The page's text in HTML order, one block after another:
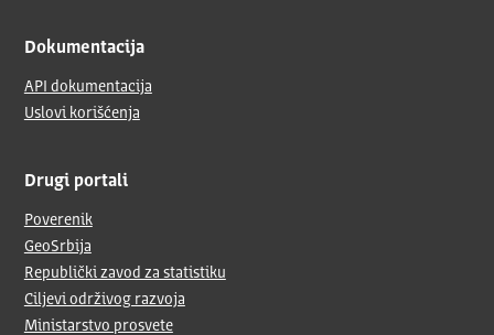
Dokumentacija
API dokumentacija
Uslovi korišćenja
Drugi portali
Poverenik
GeoSrbija
Republički zavod za statistiku
Ciljevi održivog razvoja
Ministarstvo prosvete